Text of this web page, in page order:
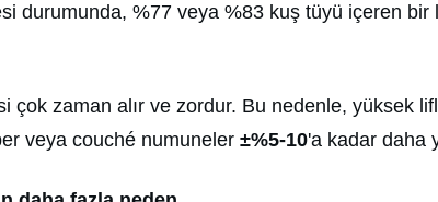
durumunda, %77 veya %83 kuş tüyü içeren bir
çok zaman alır ve zordur. Bu nedenle, yüksek
veya couché numuneler ±%5-10'a kadar daha